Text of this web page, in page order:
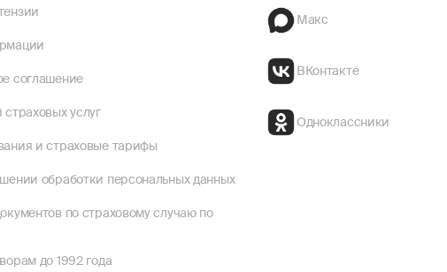
соглашение
услуг
и страховые тарифы
обработки персональных данных
по страховому случаю по
до 1992 года
Макс
ВКонтакте
Одноклассники